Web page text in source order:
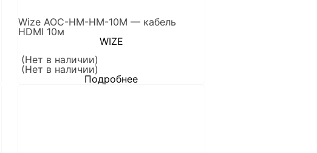
Wize AOC-HM-HM-10M — кабель
HDMI 10м
WIZE
(Нет в наличии)
(Нет в наличии)
Подробнее